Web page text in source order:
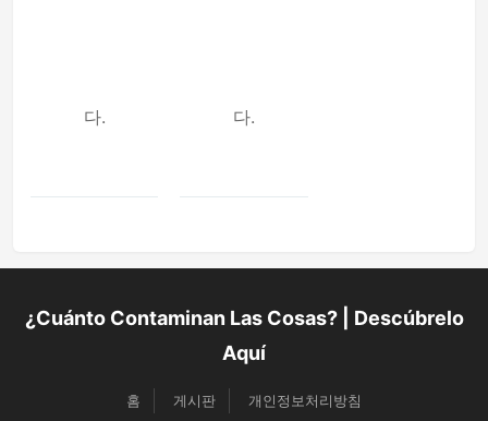
다. 다.
¿Cuánto Contaminan Las Cosas? | Descúbrelo
Aquí
홈 게시판 개인정보처리방침